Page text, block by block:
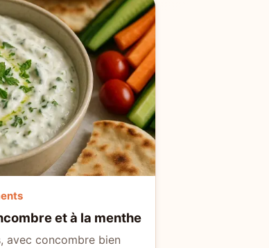
et à la menthe
avec concombre bien